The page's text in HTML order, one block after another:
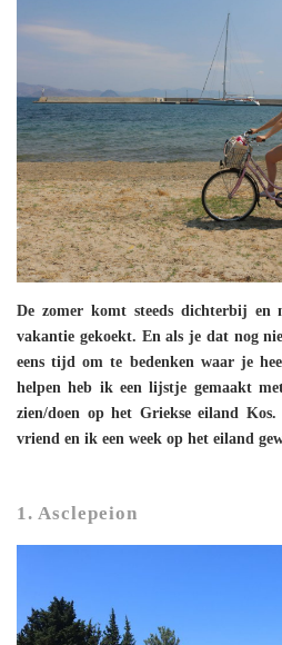
De zomer komt steeds dichterbij en
vakantie gekoekt. En als je dat nog
eens tijd om te bedenken waar je
helpen heb ik een lijstje gemaakt
zien/doen op het Griekse eiland
vriend en ik een week op het eiland
1. Asclepeion